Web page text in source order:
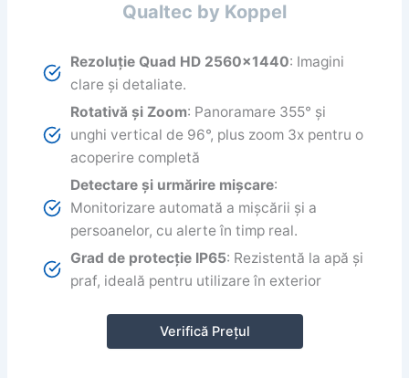
Qualtec by Koppel
Rezoluție Quad HD 2560×1440: Imagini
clare și detaliate.
Rotativă și Zoom: Panoramare 355° și
unghi vertical de 96°, plus zoom 3x pentru o
acoperire completă
Detectare și urmărire mișcare:
Monitorizare automată a mișcării și a
persoanelor, cu alerte în timp real.
Grad de protecție IP65: Rezistentă la apă și
praf, ideală pentru utilizare în exterior
Verifică Prețul